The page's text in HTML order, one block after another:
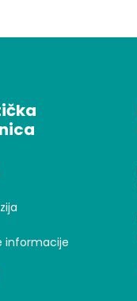
informacije